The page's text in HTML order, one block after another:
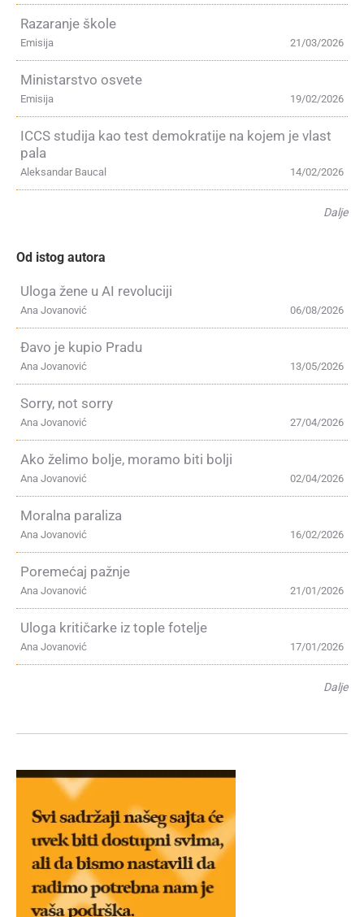
Razaranje škole
21/03/2026
Emisija
Ministarstvo osvete
19/02/2026
Emisija
ICCS studija kao test demokratije na kojem je vlast
pala
14/02/2026
Aleksandar Baucal
Dalje
Od istog autora
Uloga žene u AI revoluciji
06/08/2026
Ana Jovanović
Đavo je kupio Pradu
13/05/2026
Ana Jovanović
Sorry, not sorry
27/04/2026
Ana Jovanović
Ako želimo bolje, moramo biti bolji
02/04/2026
Ana Jovanović
Moralna paraliza
16/02/2026
Ana Jovanović
Poremećaj pažnje
21/01/2026
Ana Jovanović
Uloga kritičarke iz tople fotelje
17/01/2026
Ana Jovanović
Dalje